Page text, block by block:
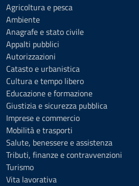
Agricoltura e pesca
Ambiente
Anagrafe e stato civile
Appalti pubblici
Autorizzazioni
Catasto e urbanistica
Cultura e tempo libero
Educazione e formazione
Giustizia e sicurezza pubblica
Imprese e commercio
Mobilità e trasporti
Salute, benessere e assistenza
Tributi, finanze e contravvenzioni
Turismo
Vita lavorativa